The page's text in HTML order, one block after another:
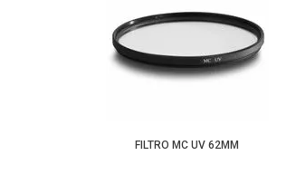
FILTRO MC UV 62MM